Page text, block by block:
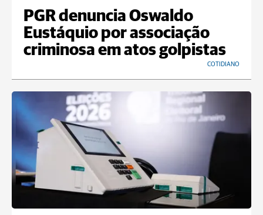
PGR denuncia Oswaldo
Eustáquio por associação
criminosa em atos golpistas
COTIDIANO